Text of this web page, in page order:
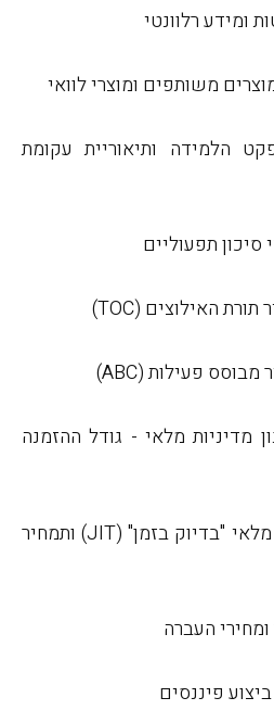
ומידע רלוונטי
משותפים ומוצרי לוואי
הלמידה ותיאוריית עקומת
תפעוליים
האילוצים (TOC
)
פעילות (ABC
)
מלאי - גודל ההזמנה
"בדיוק בזמן" (JIT) ותמחיר
העברה
פיננסים